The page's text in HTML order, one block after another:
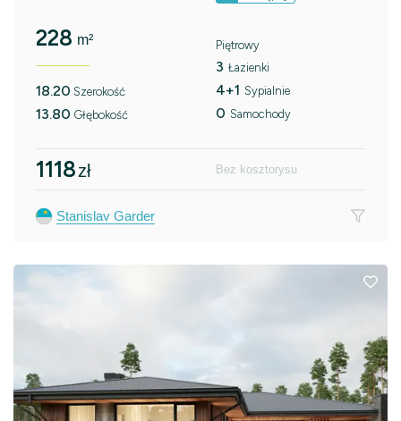
228 m²
18.20 Szerokość
13.80 Głębokość
Piętrowy
3 Łazienki
4+1 Sypialnie
0 Samochody
1118zł Bez kosztorysu
Stanislav Garder